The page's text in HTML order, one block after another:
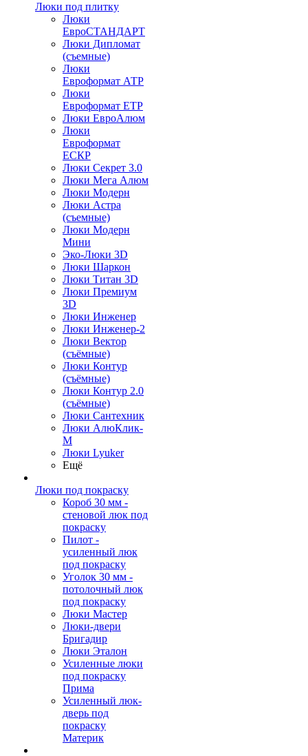
Люки под плитку
Люки
ЕвроСТАНДАРТ
Люки Дипломат
(съемные)
Люки
Евроформат АТР
Люки
Евроформат ЕТР
Люки ЕвроАлюм
Люки
Евроформат
ЕСКР
Люки Секрет 3.0
Люки Мега Алюм
Люки Модерн
Люки Астра
(съемные)
Люки Модерн
Мини
Эко-Люки 3D
Люки Шаркон
Люки Титан 3D
Люки Премиум
3D
Люки Инженер
Люки Инженер-2
Люки Вектор
(съёмные)
Люки Контур
(съёмные)
Люки Контур 2.0
(съёмные)
Люки Сантехник
Люки АлюКлик-
М
Люки Lyuker
Ещё
Люки под покраску
Короб 30 мм -
стеновой люк под
покраску
Пилот -
усиленный люк
под покраску
Уголок 30 мм -
потолочный люк
под покраску
Люки Мастер
Люки-двери
Бригадир
Люки Эталон
Усиленные люки
под покраску
Прима
Усиленный люк-
дверь под
покраску
Материк